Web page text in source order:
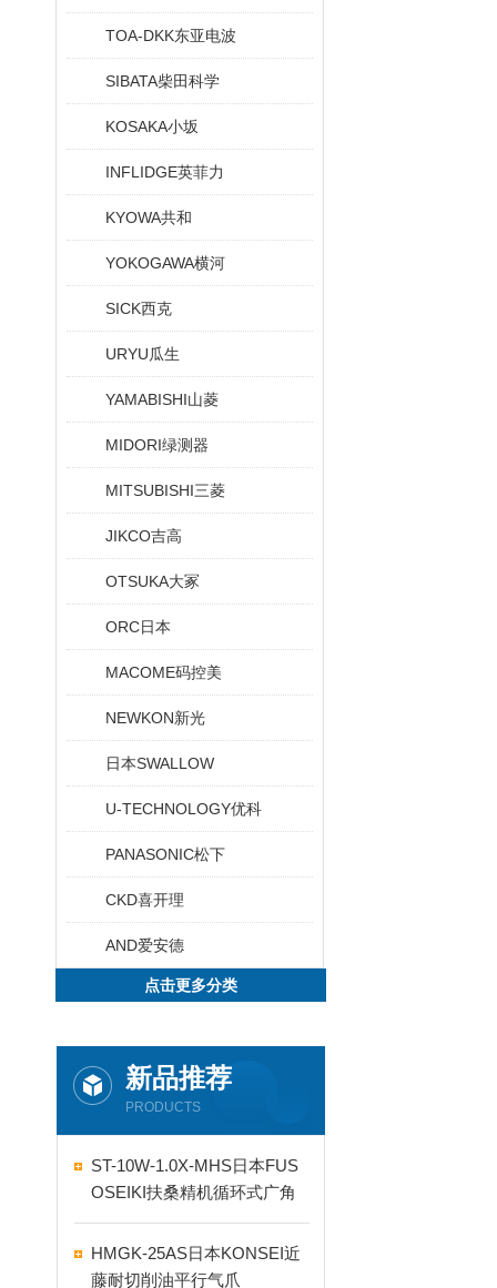
TOA-DKK东亚电波
SIBATA柴田科学
KOSAKA小坂
INFLIDGE英菲力
KYOWA共和
YOKOGAWA横河
SICK西克
URYU瓜生
YAMABISHI山菱
MIDORI绿测器
MITSUBISHI三菱
JIKCO吉高
OTSUKA大冢
ORC日本
MACOME码控美
NEWKON新光
日本SWALLOW
U-TECHNOLOGY优科
PANASONIC松下
CKD喜开理
AND爱安德
点击更多分类
新品推荐
PRODUCTS
ST-10W-1.0X-MHS日本FUS
OSEIKI扶桑精机循环式广角
自动喷嘴
HMGK-25AS日本KONSEI近
藤耐切削油平行气爪